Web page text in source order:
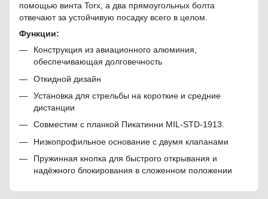
помощью винта Torx, а два прямоугольных болта
отвечают за устойчивую посадку всего в целом.
Функции:
Конструкция из авиационного алюминия,
обеспечивающая долговечность
Откидной дизайн
Установка для стрельбы на короткие и средние
дистанции
Совместим с планкой Пикатинни MIL-STD-1913.
Низкопрофильное основание с двумя клапанами
Пружинная кнопка для быстрого открывания и
надёжного блокирования в сложенном положении